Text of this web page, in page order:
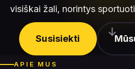
visiškai žali, norintys
Susisiekti ↓
APIE MUS